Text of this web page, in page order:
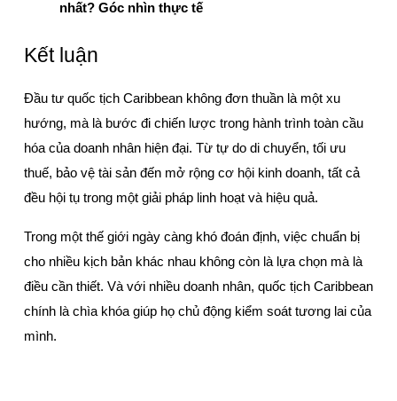
nhất? Góc nhìn thực tế
Kết luận
Đầu tư quốc tịch Caribbean không đơn thuần là một xu
hướng, mà là bước đi chiến lược trong hành trình toàn cầu
hóa của doanh nhân hiện đại. Từ tự do di chuyển, tối ưu
thuế, bảo vệ tài sản đến mở rộng cơ hội kinh doanh, tất cả
đều hội tụ trong một giải pháp linh hoạt và hiệu quả.
Trong một thế giới ngày càng khó đoán định, việc chuẩn bị
cho nhiều kịch bản khác nhau không còn là lựa chọn mà là
điều cần thiết. Và với nhiều doanh nhân, quốc tịch Caribbean
chính là chìa khóa giúp họ chủ động kiểm soát tương lai của
mình.